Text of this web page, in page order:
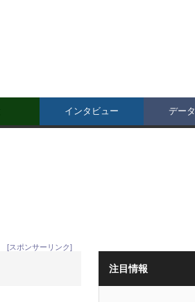
インタビュー デー
[スポンサーリンク]
注目情報